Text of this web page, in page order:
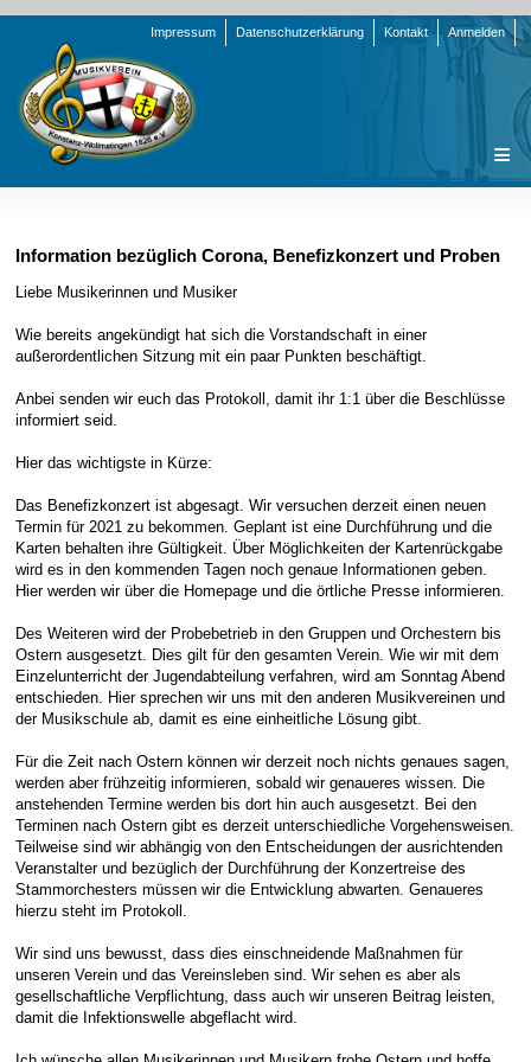
Navigation
Impressum Datenschutzerklärung Kontakt Anmelden
Verein
Vorstand
Team Jugend
Funktionsträger
Satzung/Ordnungen
Orchester
Stammorchester
Jugendkapelle
Instrumenten-Serie
Nachrichten
Startseite
Stammorchester
Newsletter
E-Mail Strato
HiDrive Strato
Termine
Presse
Jahr 2005 - 2009
Jahr 2010 - 2014
Jahr 2015 - 2019
Jahr 2020 bis
Stammorchester
Jugendausbildung
Chronik
Vorstände
Dirigenten
Information bezüglich Corona, Benefizkonzert und Proben
Liebe Musikerinnen und Musiker
Wie bereits angekündigt hat sich die Vorstandschaft in einer
außerordentlichen Sitzung mit ein paar Punkten beschäftigt.
Anbei senden wir euch das Protokoll, damit ihr 1:1 über die Beschlüsse
informiert seid.
Hier das wichtigste in Kürze:
Das Benefizkonzert ist abgesagt. Wir versuchen derzeit einen neuen
Termin für 2021 zu bekommen. Geplant ist eine Durchführung und die
Karten behalten ihre Gültigkeit. Über Möglichkeiten der Kartenrückgabe
wird es in den kommenden Tagen noch genaue Informationen geben.
Hier werden wir über die Homepage und die örtliche Presse informieren.
Des Weiteren wird der Probebetrieb in den Gruppen und Orchestern bis
Ostern ausgesetzt. Dies gilt für den gesamten Verein. Wie wir mit dem
Einzelunterricht der Jugendabteilung verfahren, wird am Sonntag Abend
entschieden. Hier sprechen wir uns mit den anderen Musikvereinen und
der Musikschule ab, damit es eine einheitliche Lösung gibt.
Für die Zeit nach Ostern können wir derzeit noch nichts genaues sagen,
werden aber frühzeitig informieren, sobald wir genaueres wissen. Die
anstehenden Termine werden bis dort hin auch ausgesetzt. Bei den
Terminen nach Ostern gibt es derzeit unterschiedliche Vorgehensweisen.
Teilweise sind wir abhängig von den Entscheidungen der ausrichtenden
Veranstalter und bezüglich der Durchführung der Konzertreise des
Stammorchesters müssen wir die Entwicklung abwarten. Genaueres
hierzu steht im Protokoll.
Wir sind uns bewusst, dass dies einschneidende Maßnahmen für
unseren Verein und das Vereinsleben sind. Wir sehen es aber als
gesellschaftliche Verpflichtung, dass auch wir unseren Beitrag leisten,
damit die Infektionswelle abgeflacht wird.